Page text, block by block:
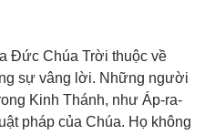
Đức Chúa Trời thuộc về
sự vâng lời. Những người
Kinh Thánh, như Áp-ra-
pháp của Chúa. Họ không